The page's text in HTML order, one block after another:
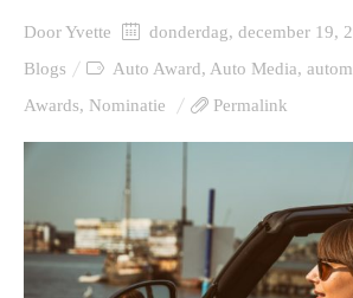
DoorYvette donderdag, december 19,
Blogs
Auto Award, Auto Media,
Awards, Nominatie Permalink